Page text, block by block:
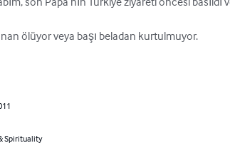
ölüyor veya başı beladan kurtulmuyor.
Spirituality